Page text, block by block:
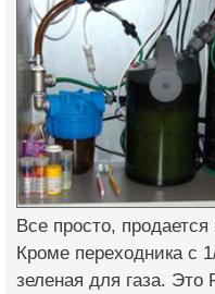
Все просто,
Кроме переходника с
зеленая для газа. Это